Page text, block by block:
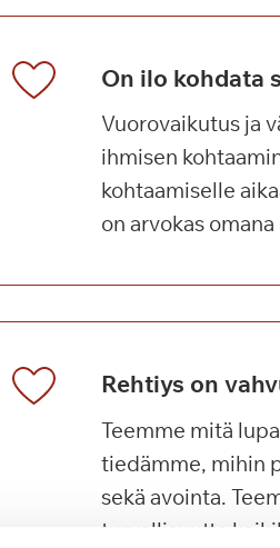
On ilo kohdata
Vuorovaikutus ja
ihmisen
kohtaamiselle
on arvokas
Rehtiys on
Teemme mitä
tiedämme, mihin
sekä avointa.
turvallisuutta